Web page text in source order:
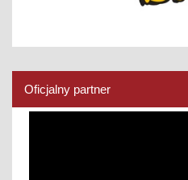
Oficjalny partner